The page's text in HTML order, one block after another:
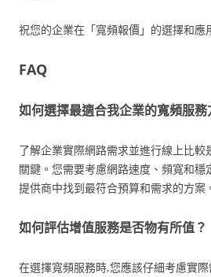
祝您的企業在「寬頻報價」的選擇和應
FAQ
如何選擇最適合我企業的寬頻服務
了解企業實際網路需求並進行線上比較
關鍵。您需要考慮網路速度、頻寬和
提供商中找到最符合預算和需求的方案
如何評估增值服務是否物有所值？
在選擇寬頻服務時,您應該仔細考慮實